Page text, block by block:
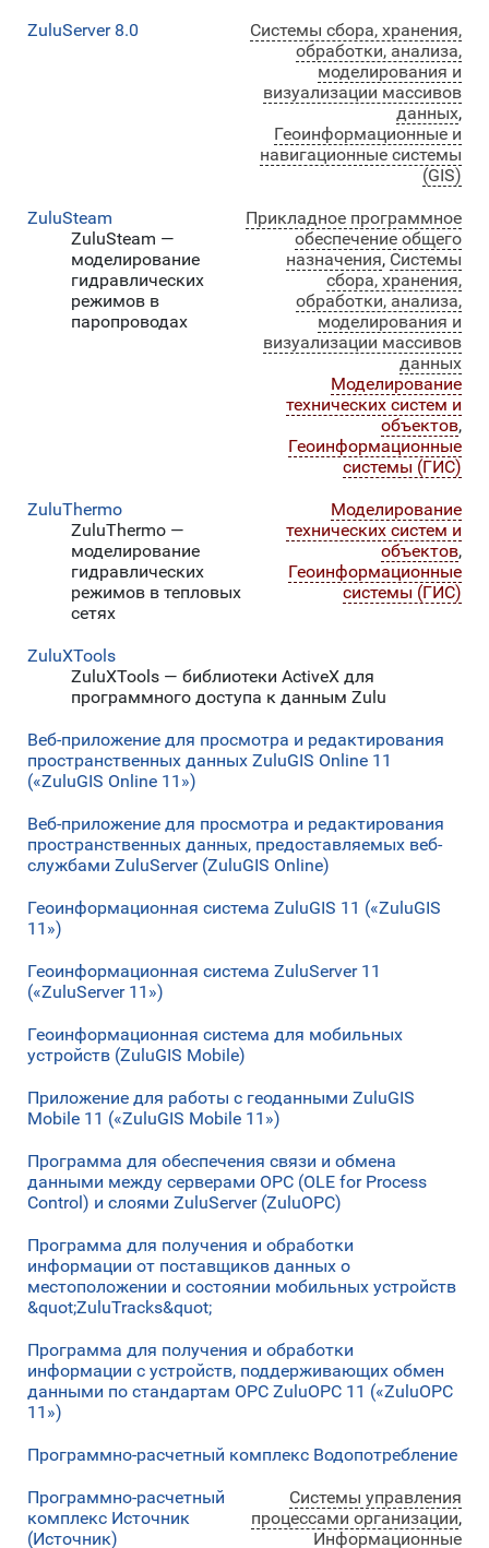
ZuluServer 8.0
Системы сбора, хранения,
обработки, анализа,
моделирования и
визуализации массивов
данных,
Геоинформационные и
навигационные системы
(GIS)
ZuluSteam
ZuluSteam —
моделирование
гидравлических
режимов в
паропроводах
Прикладное программное
обеспечение общего
назначения, Системы
сбора, хранения,
обработки, анализа,
моделирования и
визуализации массивов
данных
Моделирование
технических систем и
объектов,
Геоинформационные
системы (ГИС)
ZuluThermo
ZuluThermo —
моделирование
гидравлических
режимов в тепловых
сетях
Моделирование
технических систем и
объектов,
Геоинформационные
системы (ГИС)
ZuluXTools
ZuluXTools — библиотеки ActiveX для
программного доступа к данным Zulu
Веб-приложение для просмотра и редактирования
пространственных данных ZuluGIS Online 11
(«ZuluGIS Online 11»)
Веб-приложение для просмотра и редактирования
пространственных данных, предоставляемых веб-
службами ZuluServer (ZuluGIS Online)
Геоинформационная система ZuluGIS 11 («ZuluGIS
11»)
Геоинформационная система ZuluServer 11
(«ZuluServer 11»)
Геоинформационная система для мобильных
устройств (ZuluGIS Mobile)
Приложение для работы с геоданными ZuluGIS
Mobile 11 («ZuluGIS Mobile 11»)
Программа для обеспечения связи и обмена
данными между серверами OPC (OLE for Process
Control) и слоями ZuluServer (ZuluOPC)
Программа для получения и обработки
информации от поставщиков данных о
местоположении и состоянии мобильных устройств
&quot;ZuluTracks&quot;
Программа для получения и обработки
информации с устройств, поддерживающих обмен
данными по стандартам OPC ZuluOPC 11 («ZuluOPC
11»)
Программно-расчетный комплекс Водопотребление
Программно-расчетный
комплекс Источник
(Источник)
Системы управления
процессами организации,
Информационные